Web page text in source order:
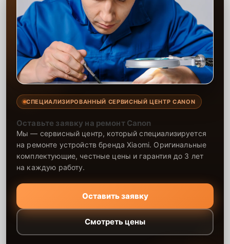
СПЕЦИАЛИЗИРОВАННЫЙ СЕРВИСНЫЙ ЦЕНТР CANON
Оставьте заявку на ремонт Canon
Мы — сервисный центр, который специализируется
на ремонте устройств бренда Xiaomi. Оригинальные
комплектующие, честные цены и гарантия до 3 лет
на каждую работу.
Оставить заявку
Смотреть цены